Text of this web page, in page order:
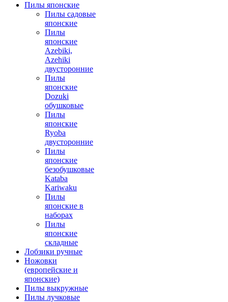
Пилы японские
Пилы садовые
японские
Пилы
японские
Azebiki,
Azehiki
двусторонние
Пилы
японские
Dozuki
обушковые
Пилы
японские
Ryoba
двусторонние
Пилы
японские
безобушковые
Kataba
Kariwaku
Пилы
японские в
наборах
Пилы
японские
складные
Лобзики ручные
Ножовки
(европейские и
японские)
Пилы выкружные
Пилы лучковые